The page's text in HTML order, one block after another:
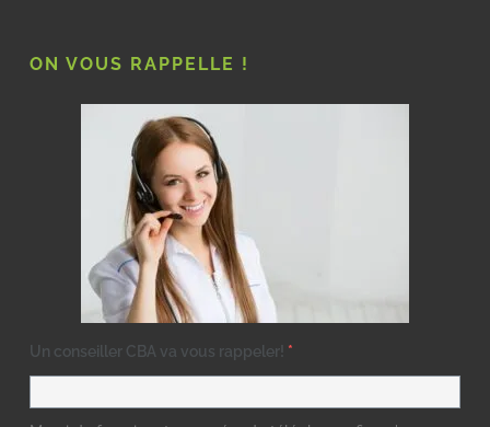
ON VOUS RAPPELLE !
Un conseiller CBA va vous rappeler! *